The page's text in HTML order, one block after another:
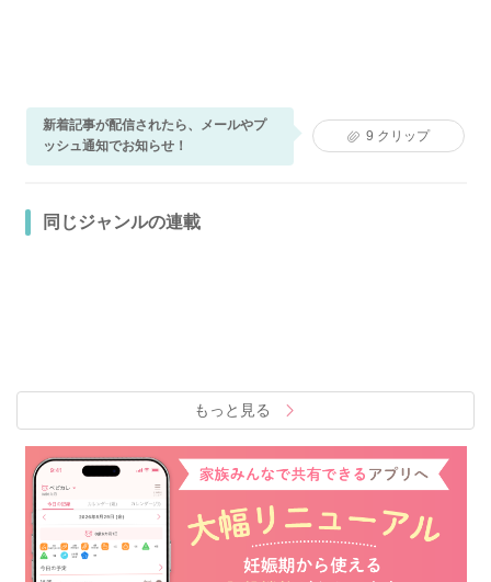
新着記事が配信されたら、メールやプ
ッシュ通知でお知らせ！
9 クリップ
同じジャンルの連載
もっと見る